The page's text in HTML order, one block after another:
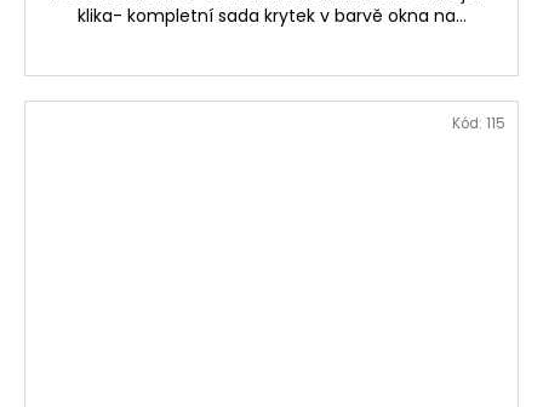
klika- kompletní sada krytek v barvě okna na...
Kód: 115